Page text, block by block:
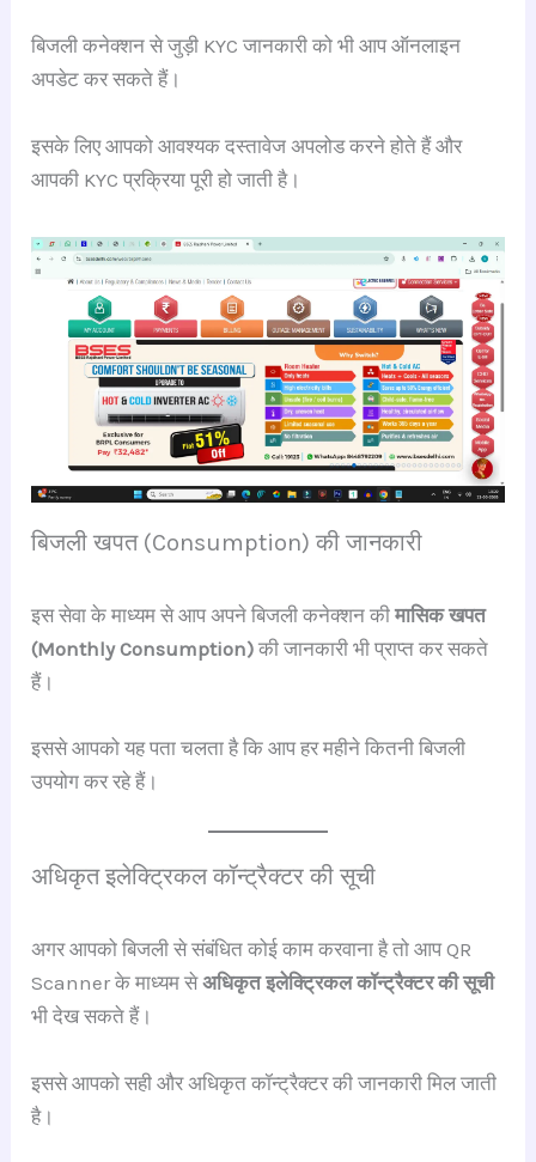
बिजली कनेक्शन से जुड़ी KYC जानकारी को भी आप ऑनलाइन
अपडेट कर सकते हैं।
इसके लिए आपको आवश्यक दस्तावेज अपलोड करने होते हैं और
आपकी KYC प्रक्रिया पूरी हो जाती है।
बिजली खपत (Consumption) की जानकारी
इस सेवा के माध्यम से आप अपने बिजली कनेक्शन कीमासिक खपत
(Monthly Consumption) की जानकारी भी प्राप्त कर सकते
हैं।
इससे आपको यह पता चलता है कि आप हर महीने कितनी बिजली
उपयोग कर रहे हैं।
अधिकृत इलेक्ट्रिकल कॉन्ट्रैक्टर की सूची
अगर आपको बिजली से संबंधित कोई काम करवाना है तो आप QR
Scanner के माध्यम सेअधिकृत इलेक्ट्रिकल कॉन्ट्रैक्टर की सूची
भी देख सकते हैं।
इससे आपको सही और अधिकृत कॉन्ट्रैक्टर की जानकारी मिल जाती
है।